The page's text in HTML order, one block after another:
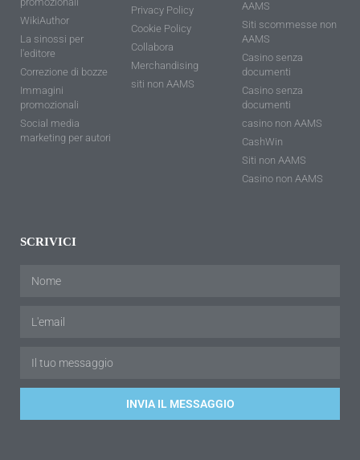
WikiAuthor
La sinossi per
l'editore
Correzione di bozze
Immagini
promozionali
Social media
marketing per autori
Privacy Policy
Cookie Policy
Collabora
Merchandising
siti non AAMS
AAMS
Siti scommesse non
AAMS
Casino senza
documenti
Casino senza
documenti
casino non AAMS
CashWin
Siti non AAMS
Casino non AAMS
SCRIVICI
INVIA IL MESSAGGIO